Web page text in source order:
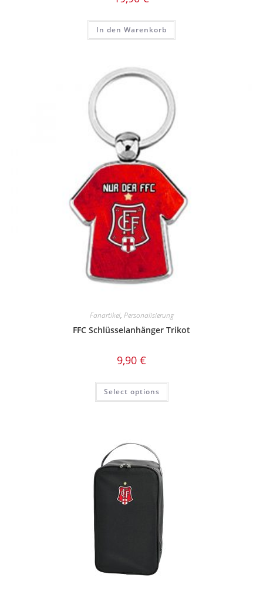
In den Warenkorb
Fanartikel, Personalisierung
FFC Schlüsselanhänger Trikot
9,90 €
Select options